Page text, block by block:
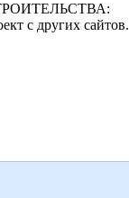
с других сайтов.